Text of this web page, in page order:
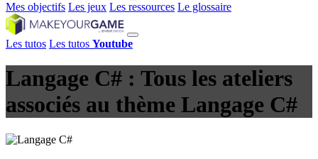
Mes objectifs Les jeux Les ressources Le glossaire
Les tutos Les tutos Youtube
Langage C# : Tous les ateliers
associés au thème Langage C#